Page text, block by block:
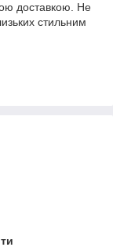
доставкою. Не
стильним